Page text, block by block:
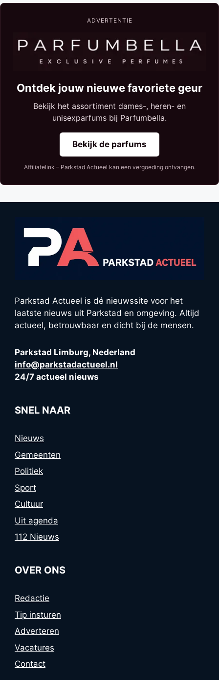
ADVERTENTIE
Ontdek jouw nieuwe favoriete geur
Bekijk het assortiment dames-, heren- en
unisexparfums bij Parfumbella.
Bekijk de parfums
Affiliatelink – Parkstad Actueel kan een vergoeding ontvangen.
Parkstad Actueel is dé nieuwssite voor het
laatste nieuws uit Parkstad en omgeving. Altijd
actueel, betrouwbaar en dicht bij de mensen.
Parkstad Limburg, Nederland
info@parkstadactueel.nl
24/7 actueel nieuws
SNEL NAAR
Nieuws
Gemeenten
Politiek
Sport
Cultuur
Uit agenda
112 Nieuws
OVER ONS
Redactie
Tip insturen
Adverteren
Vacatures
Contact